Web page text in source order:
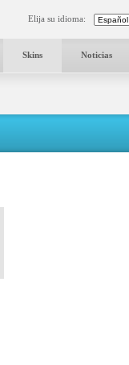
Elija su idioma:
Skins Noticias